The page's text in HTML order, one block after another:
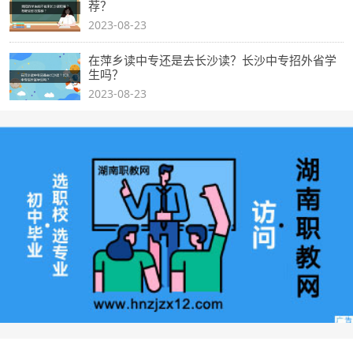
选专业攻略
单独招生是什么意思？
成人中专和普通中专有什么区别？
2023-08-23
什么是高校单招？它与统招有什么区别？
2023-08-23